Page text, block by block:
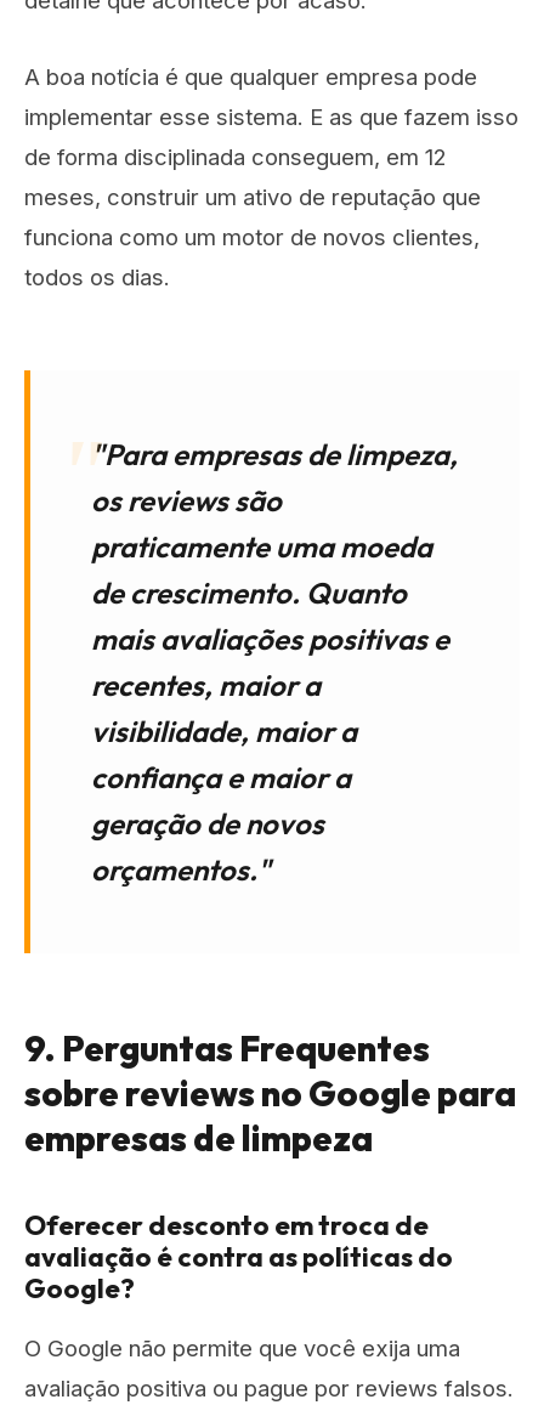
A boa notícia é que qualquer empresa pode
implementar esse sistema. E as que fazem isso
de forma disciplinada conseguem, em 12
meses, construir um ativo de reputação que
funciona como um motor de novos clientes,
todos os dias.
"Para empresas de limpeza,
os reviews são
praticamente uma moeda
de crescimento. Quanto
mais avaliações positivas e
recentes, maior a
visibilidade, maior a
confiança e maior a
geração de novos
orçamentos."
9. Perguntas Frequentes
sobre reviews no Google para
empresas de limpeza
Oferecer desconto em troca de
avaliação é contra as políticas do
Google?
O Google não permite que você exija uma
avaliação positiva ou pague por reviews falsos.